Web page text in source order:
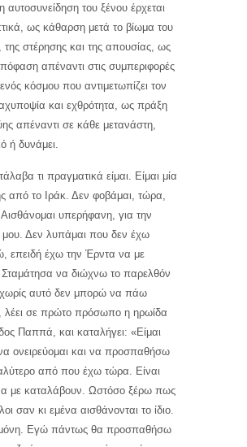
αυτοσυνείδηση του ξένου έρχεται
ως κάθαρση μετά το βίωμα του
της στέρησης και της απουσίας, ως
απέναντι στις συμπεριφορές
κόσμου που αντιμετωπίζει τον
και εχθρότητα, ως πράξη
απέναντι σε κάθε μετανάστη,
ή δυνάμει.
τι πραγματικά είμαι. Είμαι μία
από το Ιράκ. Δεν φοβάμαι, τώρα,
υπερήφανη, για την
Δεν λυπάμαι που δεν έχω
επειδή έχω την Έρντα να με
Σταμάτησα να διώχνω το παρελθόν
χωρίς αυτό δεν μπορώ να πάω
λέει σε πρώτο πρόσωπο η ηρωίδα
Παππά, και καταλήγει: «Είμαι
ονειρεύομαι και να προσπαθήσω
από που έχω τώρα. Είναι
με καταλάβουν. Ωστόσο ξέρω πως
σαν κι εμένα αισθάνονται το ίδιο.
μόνη. Εγώ πάντως θα προσπαθήσω